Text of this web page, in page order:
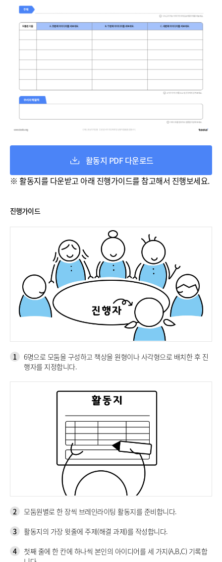
활동지 PDF 다운로드
※ 활동지를 다운받고 아래 진행가이드를 참고해서 진행보세요.
진행가이드
1
6명으로 모둠을 구성하고 책상을 원형이나 사각형으로 배치한 후 진
행자를 지정합니다.
2
모둠원별로 한 장씩 브레인라이팅 활동지를 준비합니다.
3
활동지의 가장 윗줄에 주제(해결 과제)를 작성합니다.
4
첫째 줄에 한 칸에 하나씩 본인의 아이디어를 세 가지(A,B,C) 기록합